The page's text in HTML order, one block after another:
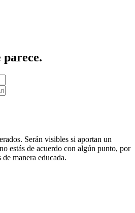
parece.
Serán visibles si aportan un
estás de acuerdo con algún punto, por
manera educada.